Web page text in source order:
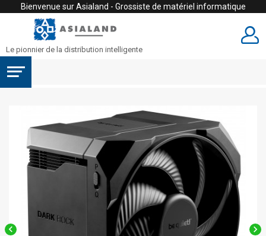
Bienvenue sur Asialand - Grossiste de matériel informatique
Le pionnier de la distribution intelligente
 